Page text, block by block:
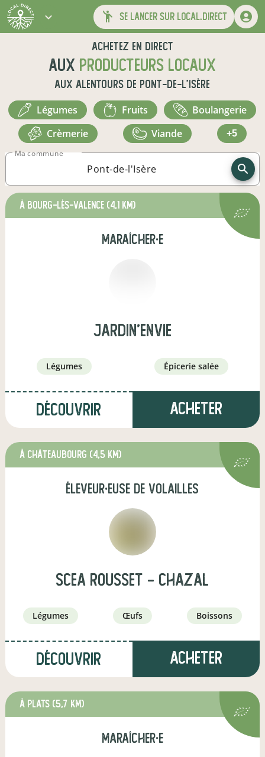
se lancer sur local.direct
Achetez en direct
aux producteurs locaux
aux alentours de Pont-de-l'Isère
légumes fruits
boulangerie
crèmerie
viande +5
Ma commune
à Bourg-lès-Valence (4,1 km)
maraîcher·e
jardin'envie
légumes épicerie salée
Découvrir Acheter
à Châteaubourg (4,5 km)
éleveur·euse de volailles
scea rousset - chazal
légumes œufs boissons
Découvrir Acheter
à Plats (5,7 km)
maraîcher·e